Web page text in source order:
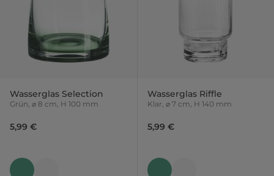
Wasserglas Selection
Grün, ⌀ 8 cm, H 100 mm
5,99 €
Wasserglas Riffle
Klar, ⌀ 7 cm, H 140 mm
5,99 €